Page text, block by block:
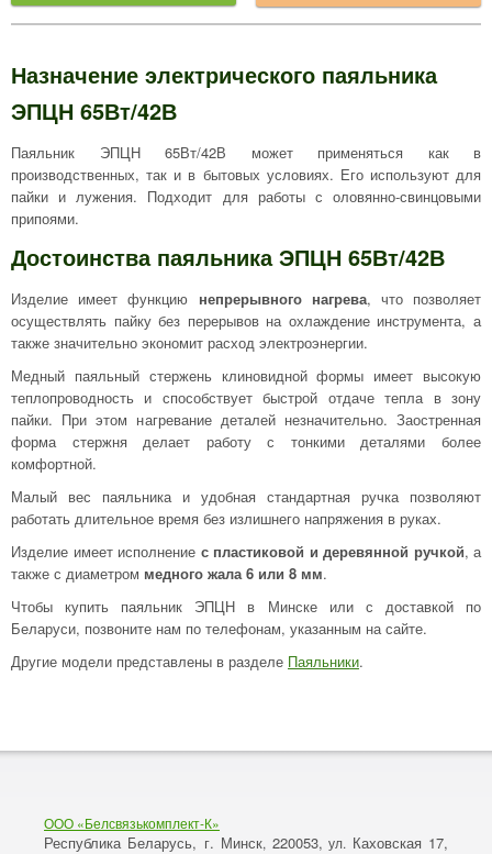
Назначение электрического паяльника
ЭПЦН 65Вт/42В
Паяльник ЭПЦН 65Вт/42В может применяться как в
производственных, так и в бытовых условиях. Его используют для
пайки и лужения. Подходит для работы с оловянно-свинцовыми
припоями.
Достоинства паяльника ЭПЦН 65Вт/42В
Изделие имеет функцию непрерывного нагрева, что позволяет
осуществлять пайку без перерывов на охлаждение инструмента, а
также значительно экономит расход электроэнергии.
Медный паяльный стержень клиновидной формы имеет высокую
теплопроводность и способствует быстрой отдаче тепла в зону
пайки. При этом нагревание деталей незначительно. Заостренная
форма стержня делает работу с тонкими деталями более
комфортной.
Малый вес паяльника и удобная стандартная ручка позволяют
работать длительное время без излишнего напряжения в руках.
Изделие имеет исполнение с пластиковой и деревянной ручкой, а
также с диаметром медного жала 6 или 8 мм.
Чтобы купить паяльник ЭПЦН в Минске или с доставкой по
Беларуси, позвоните нам по телефонам, указанным на сайте.
Другие модели представлены в разделе Паяльники.
ООО «Белсвязькомплект-К»
Республика Беларусь, г. Минск, 220053, ул. Каховская 17,